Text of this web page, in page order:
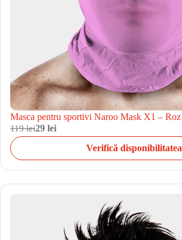
Masca pentru sportivi Naroo Mask X1 – Roz
119 lei29 lei
Verifică disponibilitatea